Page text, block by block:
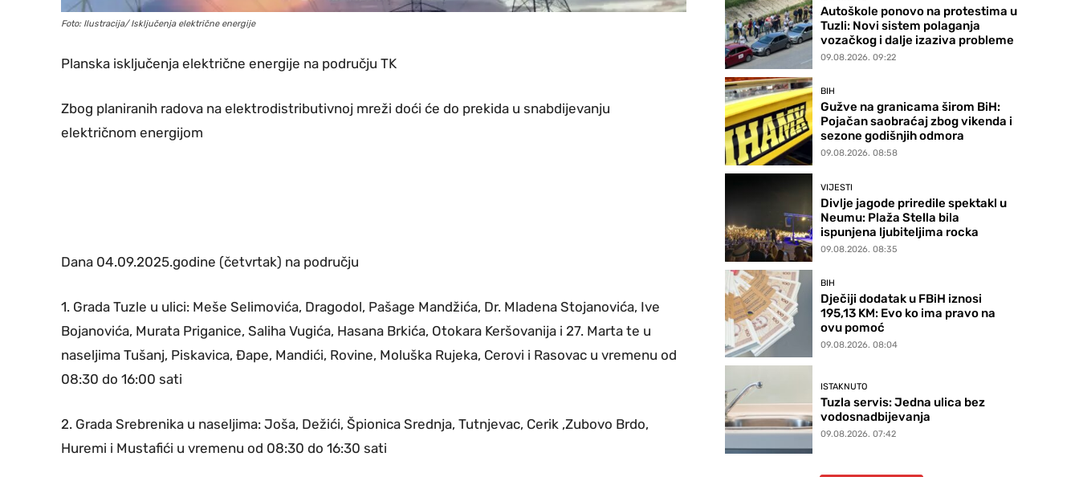
Foto: Ilustracija/ Isključenja električne energije
Planska isključenja električne energije na području TK
Zbog planiranih radova na elektrodistributivnoj mreži doći će do prekida u snabdijevanju
električnom energijom
Dana 04.09.2025.godine (četvrtak) na području
1. Grada Tuzle u ulici: Meše Selimovića, Dragodol, Pašage Mandžića, Dr. Mladena Stojanovića, Ive
Bojanovića, Murata Priganice, Saliha Vugića, Hasana Brkića, Otokara Keršovanija i 27. Marta te u
naseljima Tušanj, Piskavica, Đape, Mandići, Rovine, Moluška Rujeka, Cerovi i Rasovac u vremenu od
08:30 do 16:00 sati
2. Grada Srebrenika u naseljima: Joša, Dežići, Špionica Srednja, Tutnjevac, Cerik ,Zubovo Brdo,
Huremi i Mustafići u vremenu od 08:30 do 16:30 sati
Autoškole ponovo na protestima u
Tuzli: Novi sistem polaganja
vozačkog i dalje izaziva probleme
09.08.2026. 09:22
BIH
Gužve na granicama širom BiH:
Pojačan saobraćaj zbog vikenda i
sezone godišnjih odmora
09.08.2026. 08:58
VIJESTI
Divlje jagode priredile spektakl u
Neumu: Plaža Stella bila
ispunjena ljubiteljima rocka
09.08.2026. 08:35
BIH
Dječiji dodatak u FBiH iznosi
195,13 KM: Evo ko ima pravo na
ovu pomoć
09.08.2026. 08:04
ISTAKNUTO
Tuzla servis: Jedna ulica bez
vodosnadbijevanja
09.08.2026. 07:42